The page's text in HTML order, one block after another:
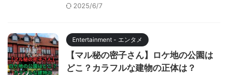
2025/6/7
Entertainment - エンタメ
【マル秘の密子さん】ロケ地の公園は
どこ？カラフルな建物の正体は？